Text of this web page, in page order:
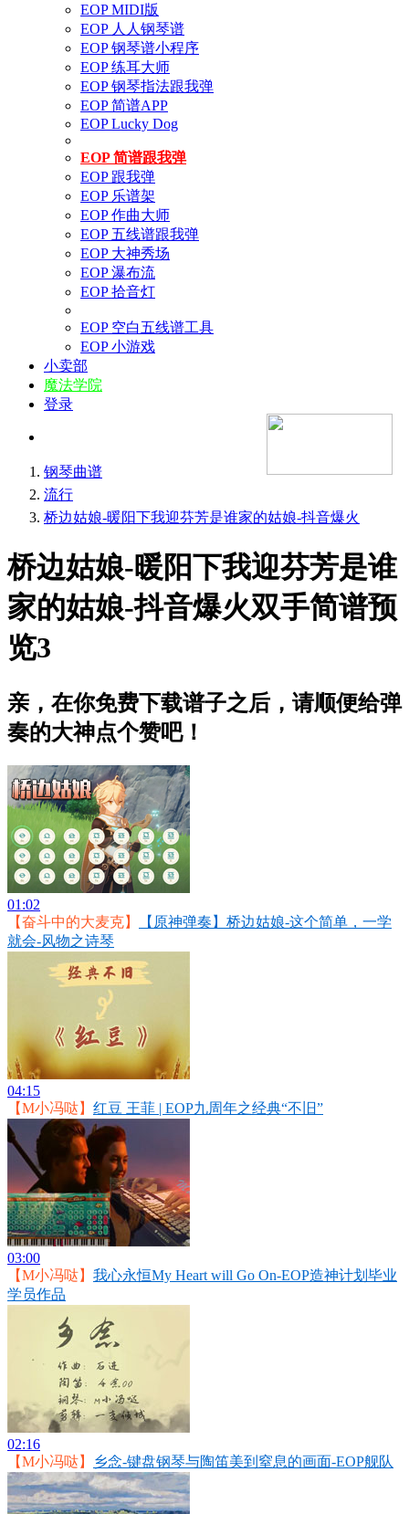
EOP MIDI版
EOP 人人钢琴谱
EOP 钢琴谱小程序
EOP 练耳大师
EOP 钢琴指法跟我弹
EOP 简谱APP
EOP Lucky Dog
EOP 简谱跟我弹
EOP 跟我弹
EOP 乐谱架
EOP 作曲大师
EOP 五线谱跟我弹
EOP 大神秀场
EOP 瀑布流
EOP 拾音灯
EOP 空白五线谱工具
EOP 小游戏
小卖部
魔法学院
登录
钢琴曲谱
流行
桥边姑娘-暖阳下我迎芬芳是谁家的姑娘-抖音爆火
桥边姑娘-暖阳下我迎芬芳是谁
家的姑娘-抖音爆火双手简谱预
览3
亲，在你免费下载谱子之后，请顺便给弹
奏的大神点个赞吧！
01:02
【奋斗中的大麦克】
【原神弹奏】桥边姑娘-这个简单，一学
就会-风物之诗琴
04:15
【M小冯哒】 红豆 王菲 | EOP九周年之经典“不旧”
03:00
【M小冯哒】 我心永恒My Heart will Go On-EOP造神计划毕业
学员作品
02:16
【M小冯哒】
乡念-键盘钢琴与陶笛美到窒息的画面-EOP舰队